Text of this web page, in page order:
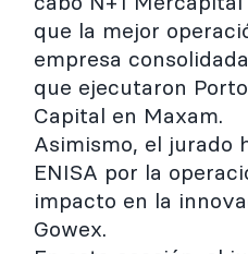
que la mejor
empresa
que ejecutaron
Capital en Maxam.
Asimismo, el jurado
ENISA por la
impacto en la
Gowex.